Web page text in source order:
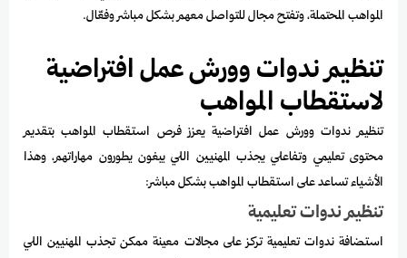
المواهب المحتملة، وتفتح مجال للتواصل معهم بشكل مباشر وفعّال.
تنظيم ندوات وورش عمل افتراضية
لاستقطاب المواهب
تنظيم ندوات وورش عمل افتراضية يعزز فرص استقطاب المواهب بتقديم
محتوى تعليمي وتفاعلي يجذب المهنيين اللي يبغون يطورون مهاراتهم، وهذا
الأشياء تساعد على استقطاب المواهب بشكل مباشر:
تنظيم ندوات تعليمية
استضافة ندوات تعليمية تركز على مجالات معينة ممكن تجذب المهنيين اللي